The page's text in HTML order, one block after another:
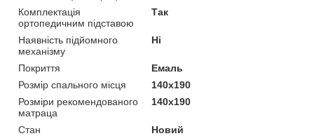
Комплектація
ортопедичним підставою
Так
Наявність підйомного
механізму
Ні
Покриття
Емаль
Розмір спального місця
140х190
Розміри рекомендованого
матраца
140х190
Стан
Новий